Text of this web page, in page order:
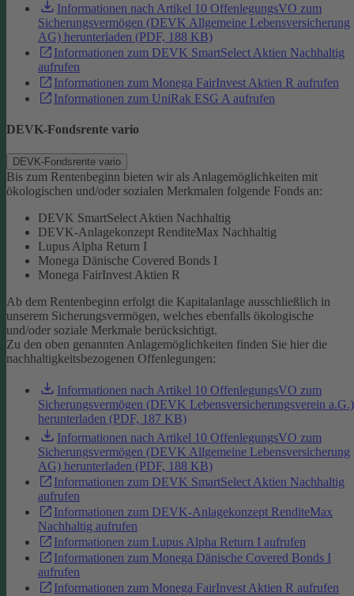
Informationen nach Artikel 10 OffenlegungsVO zum
Sicherungsvermögen (DEVK Allgemeine Lebensversicherung
AG) herunterladen (PDF, 188 KB)
Informationen zum DEVK SmartSelect Aktien Nachhaltig
aufrufen
Informationen zum Monega FairInvest Aktien R aufrufen
Informationen zum UniRak ESG A aufrufen
DEVK-Fondsrente vario
DEVK-Fondsrente vario
Bis zum Rentenbeginn bieten wir als Anlagemöglichkeiten mit
ökologischen und/oder sozialen Merkmalen folgende Fonds an:
DEVK SmartSelect Aktien Nachhaltig
DEVK-Anlagekonzept RenditeMax Nachhaltig
Lupus Alpha Return I
Monega Dänische Covered Bonds I
Monega FairInvest Aktien R
Ab dem Rentenbeginn erfolgt die Kapitalanlage ausschließlich in
unserem Sicherungsvermögen, welches ebenfalls ökologische
und/oder soziale Merkmale berücksichtigt.
Zu den oben genannten Anlagemöglichkeiten finden Sie hier die
nachhaltigkeitsbezogenen Offenlegungen:
Informationen nach Artikel 10 OffenlegungsVO zum
Sicherungsvermögen (DEVK Lebensversicherungsverein a.G.)
herunterladen (PDF, 187 KB)
Informationen nach Artikel 10 OffenlegungsVO zum
Sicherungsvermögen (DEVK Allgemeine Lebensversicherung
AG) herunterladen (PDF, 188 KB)
Informationen zum DEVK SmartSelect Aktien Nachhaltig
aufrufen
Informationen zum DEVK-Anlagekonzept RenditeMax
Nachhaltig aufrufen
Informationen zum Lupus Alpha Return I aufrufen
Informationen zum Monega Dänische Covered Bonds I
aufrufen
Informationen zum Monega FairInvest Aktien R aufrufen